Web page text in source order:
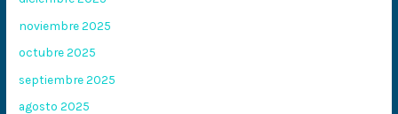
noviembre 2025
octubre 2025
septiembre 2025
agosto 2025